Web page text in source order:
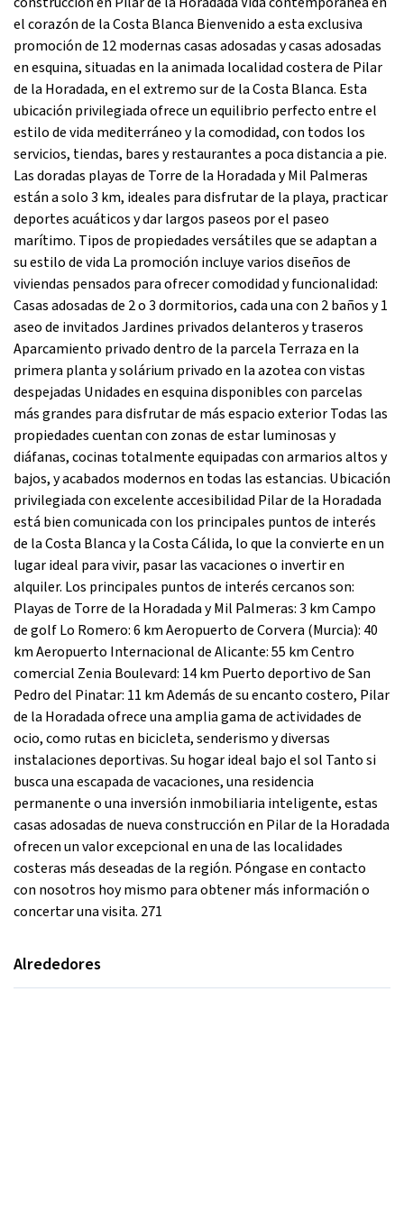
el corazón de la Costa Blanca Bienvenido a esta exclusiva
promoción de 12 modernas casas adosadas y casas adosadas
en esquina, situadas en la animada localidad costera de Pilar
de la Horadada, en el extremo sur de la Costa Blanca. Esta
ubicación privilegiada ofrece un equilibrio perfecto entre el
estilo de vida mediterráneo y la comodidad, con todos los
servicios, tiendas, bares y restaurantes a poca distancia a pie.
Las doradas playas de Torre de la Horadada y Mil Palmeras
están a solo 3 km, ideales para disfrutar de la playa, practicar
deportes acuáticos y dar largos paseos por el paseo
marítimo. Tipos de propiedades versátiles que se adaptan a
su estilo de vida La promoción incluye varios diseños de
viviendas pensados para ofrecer comodidad y funcionalidad:
Casas adosadas de 2 o 3 dormitorios, cada una con 2 baños y 1
aseo de invitados Jardines privados delanteros y traseros
Aparcamiento privado dentro de la parcela Terraza en la
primera planta y solárium privado en la azotea con vistas
despejadas Unidades en esquina disponibles con parcelas
más grandes para disfrutar de más espacio exterior Todas las
propiedades cuentan con zonas de estar luminosas y
diáfanas, cocinas totalmente equipadas con armarios altos y
bajos, y acabados modernos en todas las estancias. Ubicación
privilegiada con excelente accesibilidad Pilar de la Horadada
está bien comunicada con los principales puntos de interés
de la Costa Blanca y la Costa Cálida, lo que la convierte en un
lugar ideal para vivir, pasar las vacaciones o invertir en
alquiler. Los principales puntos de interés cercanos son:
Playas de Torre de la Horadada y Mil Palmeras: 3 km Campo
de golf Lo Romero: 6 km Aeropuerto de Corvera (Murcia): 40
km Aeropuerto Internacional de Alicante: 55 km Centro
comercial Zenia Boulevard: 14 km Puerto deportivo de San
Pedro del Pinatar: 11 km Además de su encanto costero, Pilar
de la Horadada ofrece una amplia gama de actividades de
ocio, como rutas en bicicleta, senderismo y diversas
instalaciones deportivas. Su hogar ideal bajo el sol Tanto si
busca una escapada de vacaciones, una residencia
permanente o una inversión inmobiliaria inteligente, estas
casas adosadas de nueva construcción en Pilar de la Horadada
ofrecen un valor excepcional en una de las localidades
costeras más deseadas de la región. Póngase en contacto
con nosotros hoy mismo para obtener más información o
concertar una visita. 271
Alrededores